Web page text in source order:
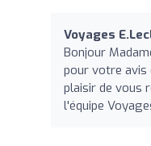
Voyages
Bonjour
pour votre
plaisir de vous
l'équipe